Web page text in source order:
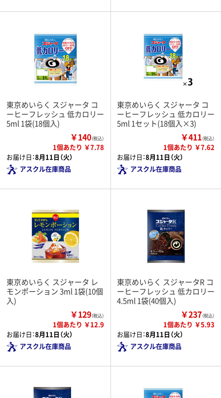
東京めいらく スジャータ コ
ーヒーフレッシュ 低カロリー
5ml 1袋(18個入)
￥140（税込）
1個あたり ￥7.78
お届け日：8月11日（火）
アスクル在庫商品
東京めいらく スジャータ コ
ーヒーフレッシュ 低カロリー
5ml 1セット(18個入×3)
￥411（税込）
1個あたり ￥7.62
お届け日：8月11日（火）
アスクル在庫商品
東京めいらく スジャータ レ
モンポーション 3ml 1袋(10個
入)
￥129（税込）
1個あたり ￥12.9
お届け日：8月11日（火）
アスクル在庫商品
東京めいらく スジャータR コ
ーヒーフレッシュ 低カロリー
4.5ml 1袋(40個入)
￥237（税込）
1個あたり ￥5.93
お届け日：8月11日（火）
アスクル在庫商品